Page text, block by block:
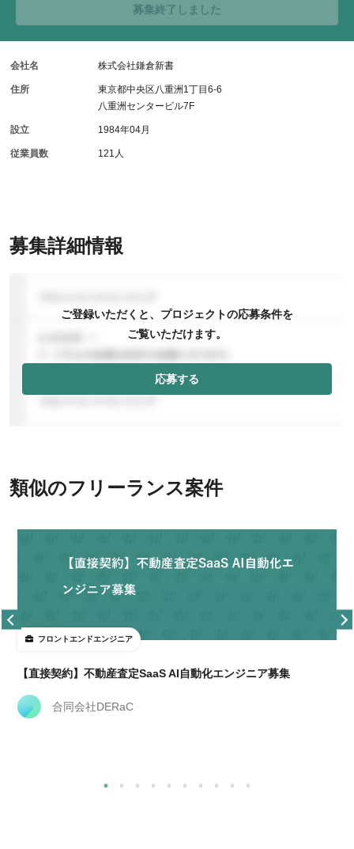
募集詳細情報
ご登録いただくと、プロジェクトの応募条件を
ご覧いただけます。
応募する
募集終了しました
会社名 株式会社鎌倉新書
住所
東京都中央区八重洲1丁目6-6
八重洲センタービル7F
設立 1984年04月
従業員数 121人
類似のフリーランス案件
フロントエンドエンジニア
【直接契約】不動産査定SaaS AI自動化エンジニア募集
合同会社DERaC